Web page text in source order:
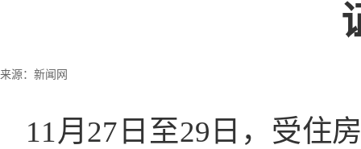
来源：新闻网
11月27日至29日，受住